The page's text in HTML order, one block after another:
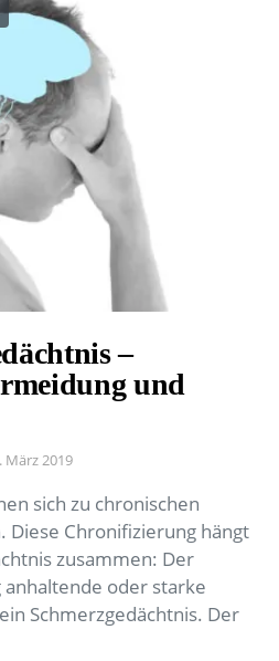
–
und
März 2019
sich zu chronischen
Diese Chronifizierung hängt
zusammen: Der
oder starke
Schmerzgedächtnis. Der